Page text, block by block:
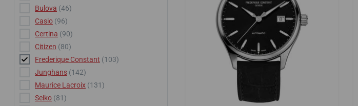
Bulova (46)
Casio (96)
Certina (90)
Citizen (80)
Frederique Constant (103)
Junghans (142)
Maurice Lacroix (131)
Seiko (81)